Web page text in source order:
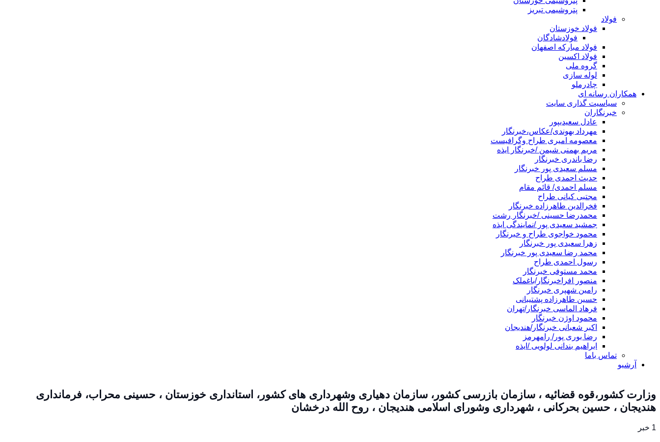
پتروشیمی تبریز
فولاد
فولاد خوزستان
فولادشادگان
فولاد مبارکه اصفهان
فولاد اکسین
گروه ملی
لوله سازی
چادرملو
همکاران رسانه ای
سیاسیت گذاری سایت
خبرنگاران
عادل سعیدیپور
مهرداد بهوندی/عکاس،خبرنگار
معصومه امیری طراح وگرافیست
مریم بهمنی شیمن /خبرنگار ایذه
رضا باندری خبرنگار
مسلم سعیدی پور خبرنگار
حدیث احمدی طراح
مسلم احمدی/ قائم مقام
مجتبی کیانی طراح
فخرالدین طاهرزاده خبرنگار
محمدرضا حسینی /خبرنگار رشت
جمشید سعیدی پور /نمایندگی ایذه
محمود خواجوی طراح و خبرنگار
زهرا سعیدی پور خبرنگار
محمد رضا سعیدی پور خبرنگار
رسول احمدی طراح
محمد مستوفی خبرنگار
منصور افراخبرنگار/باغملک
رامین شهپری خبرنگار
حسین طاهرزاده پشتیبانی
فرهاد الماسی خبرنگار/تهران
محمود اوژن خبرنگار
اکبر شعبانی خبرنگار/هندیجان
رضا بوری پور/ رامهرمز
ابراهیم بندانی لولویی /ایذه
تماس باما
آرشیو
وزارت کشور،قوه قضائیه ، سازمان بازرسی کشور، سازمان دهیاری وشهرداری های کشور،‌ استانداری خوزستان ، حسینی محراب، فرمانداری
هندیجان ، حسین بحرکانی ، شهرداری وشورای اسلامی هندیجان ، روح الله درخشان
1 خبر